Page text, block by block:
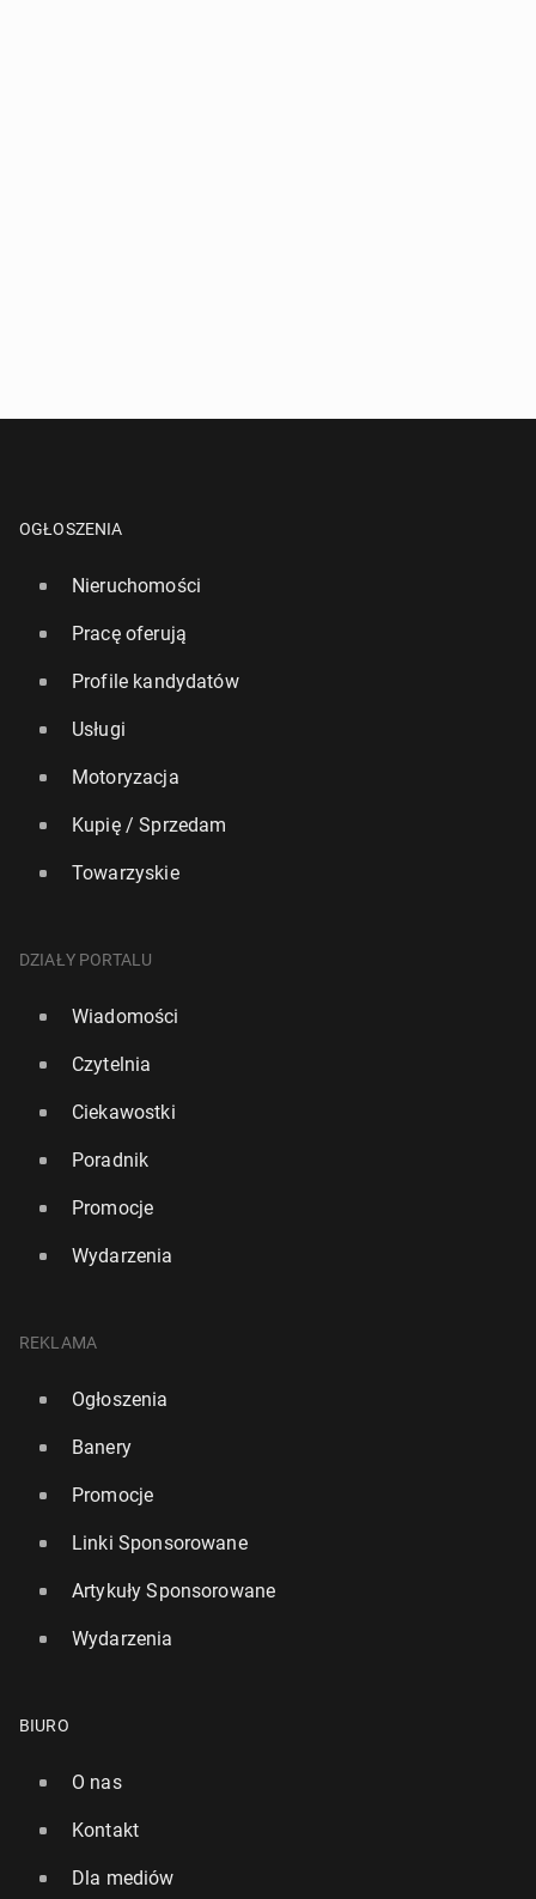
OGŁOSZENIA
Nieruchomości
Pracę oferują
Profile kandydatów
Usługi
Motoryzacja
Kupię / Sprzedam
Towarzyskie
DZIAŁY PORTALU
Wiadomości
Czytelnia
Ciekawostki
Poradnik
Promocje
Wydarzenia
REKLAMA
Ogłoszenia
Banery
Promocje
Linki Sponsorowane
Artykuły Sponsorowane
Wydarzenia
BIURO
O nas
Kontakt
Dla mediów